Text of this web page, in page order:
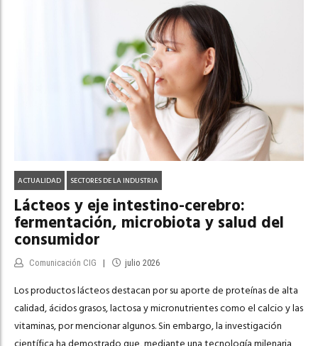
ACTUALIDAD SECTORES DE LA INDUSTRIA
Lácteos y eje intestino-cerebro:
fermentación, microbiota y salud del
consumidor
Comunicación CIG julio 2026
Los productos lácteos destacan por su aporte de proteínas de alta
calidad, ácidos grasos, lactosa y micronutrientes como el calcio y las
vitaminas, por mencionar algunos. Sin embargo, la investigación